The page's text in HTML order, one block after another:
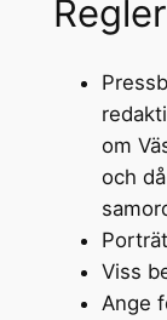
om
och
Viss
Ange